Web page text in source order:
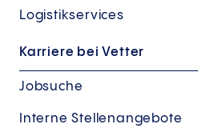
Logistikservices
Karriere bei Vetter
Jobsuche
Interne Stellenangebote